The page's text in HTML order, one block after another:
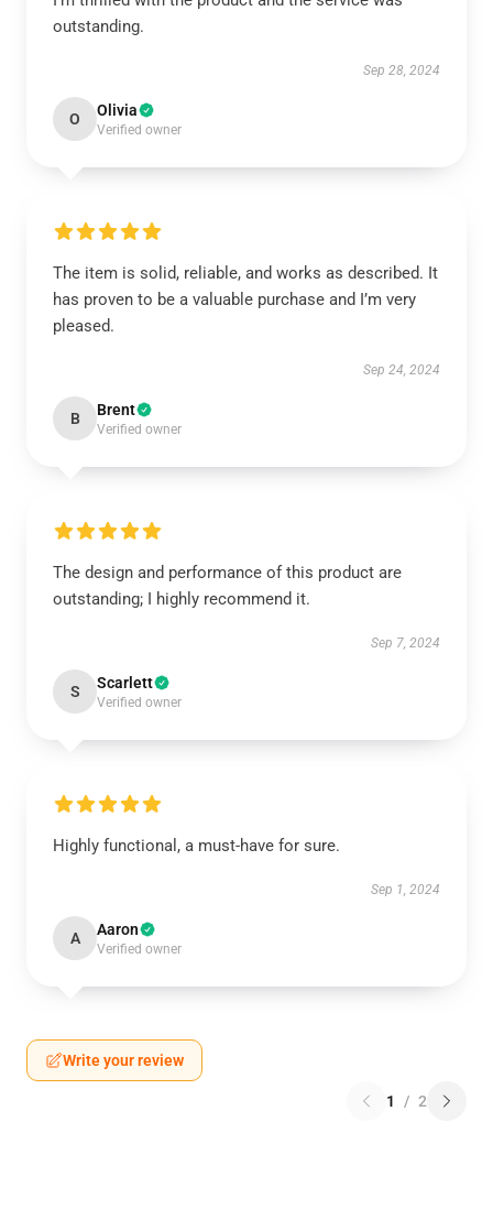
outstanding.
Sep 28, 2024
O Olivia
Verified owner
The item is solid, reliable, and works as described. It
has proven to be a valuable purchase and I’m very
pleased.
Sep 24, 2024
B Brent
Verified owner
The design and performance of this product are
outstanding; I highly recommend it.
Sep 7, 2024
S Scarlett
Verified owner
Highly functional, a must-have for sure.
Sep 1, 2024
A Aaron
Verified owner
Write your review
1 / 2